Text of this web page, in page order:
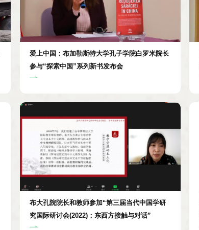
爱上中国：布加勒斯特大学孔子学院白罗米院长
参与“探索中国”系列新书发布会
布大孔院院长和教师参加“第三届当代中国学研
究国际研讨会(2022)：东西方接触与对话”